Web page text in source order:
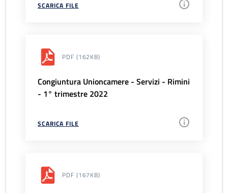
SCARICA FILE
PDF (162KB)
Congiuntura Unioncamere - Servizi - Rimini
- 1° trimestre 2022
SCARICA FILE
PDF (167KB)